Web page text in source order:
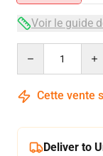
Voir le guide
Cette vente
Deliver to